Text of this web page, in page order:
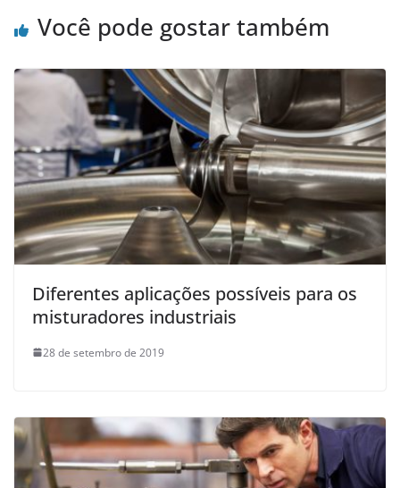
Você pode gostar também
Diferentes aplicações possíveis para os
misturadores industriais
28 de setembro de 2019